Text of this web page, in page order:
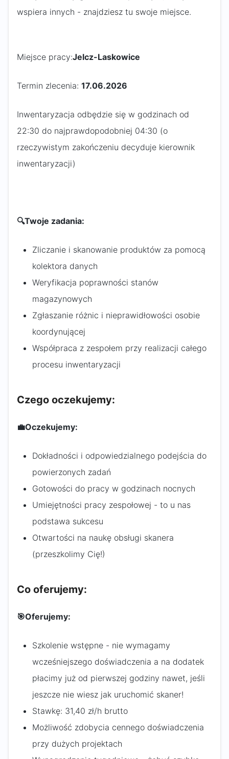
wspiera innych - znajdziesz tu swoje miejsce.
Miejsce pracy:Jelcz-Laskowice
Termin zlecenia: 17.06.2026
Inwentaryzacja odbędzie się w godzinach od
22:30 do najprawdopodobniej 04:30 (o
rzeczywistym zakończeniu decyduje kierownik
inwentaryzacji)
🔍Twoje zadania:
Zliczanie i skanowanie produktów za pomocą
kolektora danych
Weryfikacja poprawności stanów
magazynowych
Zgłaszanie różnic i nieprawidłowości osobie
koordynującej
Współpraca z zespołem przy realizacji całego
procesu inwentaryzacji
Czego oczekujemy:
💼Oczekujemy:
Dokładności i odpowiedzialnego podejścia do
powierzonych zadań
Gotowości do pracy w godzinach nocnych
Umiejętności pracy zespołowej - to u nas
podstawa sukcesu
Otwartości na naukę obsługi skanera
(przeszkolimy Cię!)
Co oferujemy:
🎯Oferujemy:
Szkolenie wstępne - nie wymagamy
wcześniejszego doświadczenia a na dodatek
płacimy już od pierwszej godziny nawet, jeśli
jeszcze nie wiesz jak uruchomić skaner!
Stawkę: 31,40 zł/h brutto
Możliwość zdobycia cennego doświadczenia
przy dużych projektach